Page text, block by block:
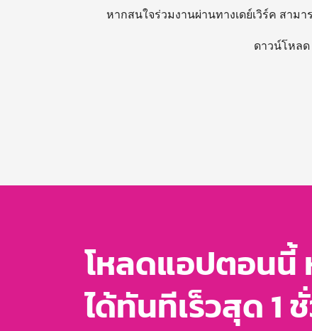
หากสนใจร่วมงานผ่านทางเดย์เวิร์ค สาม
ดาวน์โหลด
โหลดแอปตอนนี้
ได้ทันทีเร็วสุด 1